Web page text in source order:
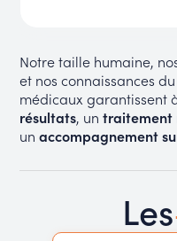
Notre taille humaine,
et nos connaissances
médicaux garantissent
résultats, untraitement
unaccompagnement
Les